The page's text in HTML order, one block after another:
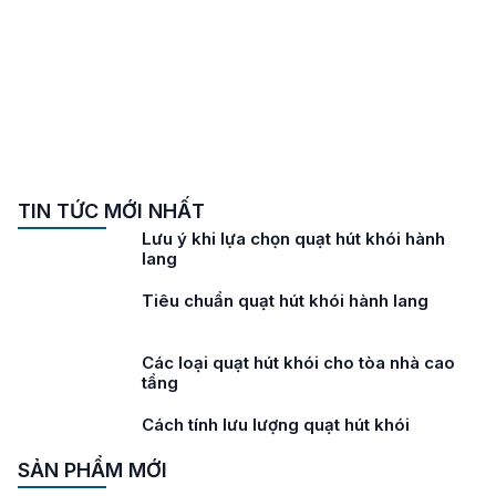
TIN TỨC MỚI NHẤT
Lưu ý khi lựa chọn quạt hút khói hành
lang
Tiêu chuẩn quạt hút khói hành lang
Các loại quạt hút khói cho tòa nhà cao
tầng
Cách tính lưu lượng quạt hút khói
SẢN PHẨM MỚI